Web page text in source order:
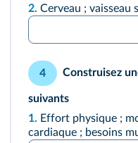
2. Cerveau ; vaisseau
4 Construisez
suivants
1. Effort physique ;
cardiaque ; besoins